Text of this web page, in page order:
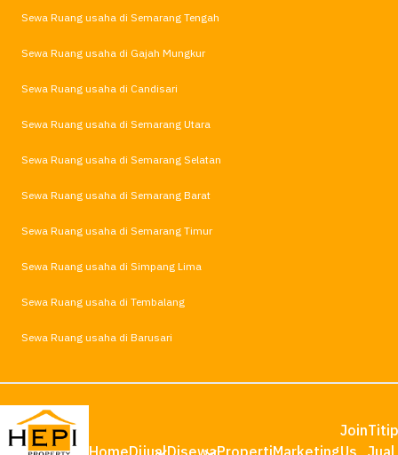
Sewa Ruang usaha di Semarang Tengah
Sewa Ruang usaha di Gajah Mungkur
Sewa Ruang usaha di Candisari
Sewa Ruang usaha di Semarang Utara
Sewa Ruang usaha di Semarang Selatan
Sewa Ruang usaha di Semarang Barat
Sewa Ruang usaha di Semarang Timur
Sewa Ruang usaha di Simpang Lima
Sewa Ruang usaha di Tembalang
Sewa Ruang usaha di Barusari
HomeDijualDisewaPropertiMarketing
Join
Us
Jual